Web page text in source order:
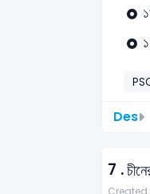
Des
7 .